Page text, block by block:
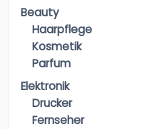
Beauty
Haarpflege
Kosmetik
Parfum
Elektronik
Drucker
Fernseher